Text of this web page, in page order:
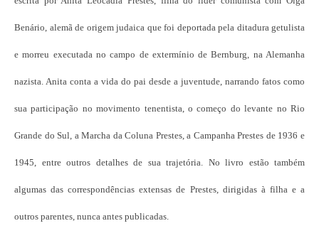
Benário, alemã de origem judaica que foi deportada pela ditadura getulista
e morreu executada no campo de extermínio de Bernburg, na Alemanha
nazista. Anita conta a vida do pai desde a juventude, narrando fatos como
sua participação no movimento tenentista, o começo do levante no Rio
Grande do Sul, a Marcha da Coluna Prestes, a Campanha Prestes de 1936 e
1945, entre outros detalhes de sua trajetória. No livro estão também
algumas das correspondências extensas de Prestes, dirigidas à filha e a
outros parentes, nunca antes publicadas.